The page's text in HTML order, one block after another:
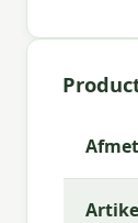
Kleur:
Stof: